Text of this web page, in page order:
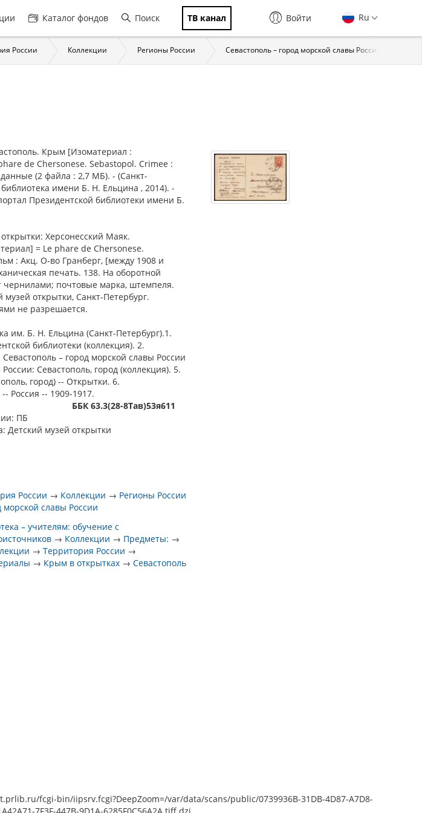
Каталог фондов Поиск ТВ канал Ru
Войти
России Коллекции Регионы России Севастополь – город морской славы России
Крым [Изоматериал :
de Chersonese. Sebastopol. Crimee :
(2 файла : 2,7 МБ). - (Санкт-
имени Б. Н. Ельцина , 2014). -
Президентской библиотеки имени Б.
Херсонесский Маяк.
= Le phare de Chersonese.
: Акц. О-во Гранберг, [между 1908 и
печать. 138. На оборотной
чернилами; почтовые марка, штемпеля.
открытки, Санкт-Петербург.
не разрешается.
им. Б. Н. Ельцина (Санкт-Петербург).1.
библиотеки (коллекция). 2.
– город морской славы России
Севастополь, город (коллекция). 5.
город) -- Открытки. 6.
Россия -- 1909-1917.
ББК 63.3(28-8Тав)53я611
ПБ
Детский музей открытки
России → Коллекции → Регионы России
морской славы России
– учителям: обучение с
→ Коллекции → Предметы: →
→Территория России →
→ Крым в открытках →Севастополь
fcgi-bin/iipsrv.fcgi?DeepZoom=/var/data/scans/public/0739936B-31DB-4D87-A7D8-